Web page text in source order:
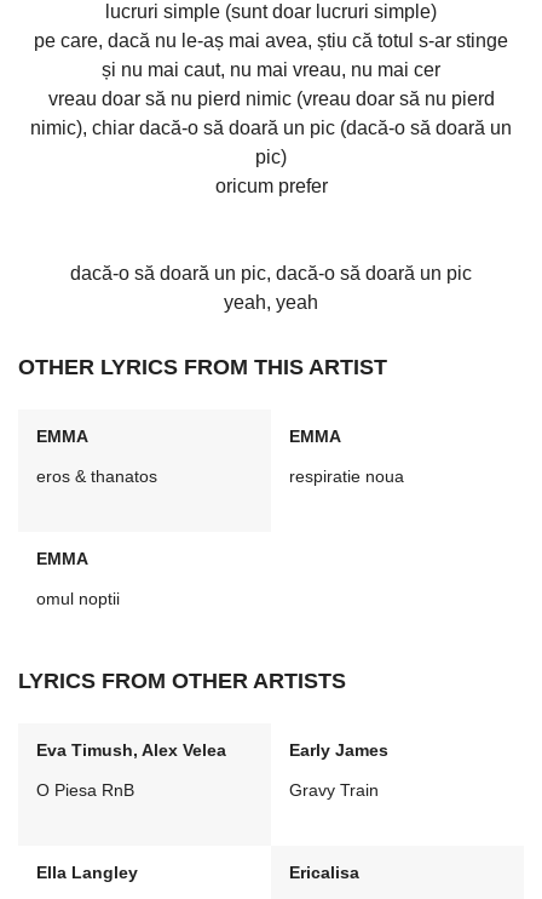
lucruri simple (sunt doar lucruri simple)
pe care, dacă nu le-aș mai avea, știu că totul s-ar stinge
și nu mai caut, nu mai vreau, nu mai cer
vreau doar să nu pierd nimic (vreau doar să nu pierd
nimic), chiar dacă-o să doară un pic (dacă-o să doară un
pic)
oricum prefer
dacă-o să doară un pic, dacă-o să doară un pic
yeah, yeah
OTHER LYRICS FROM THIS ARTIST
EMMA
eros & thanatos
EMMA
respiratie noua
EMMA
omul noptii
LYRICS FROM OTHER ARTISTS
Eva Timush, Alex Velea
O Piesa RnB
Early James
Gravy Train
Ella Langley Ericalisa